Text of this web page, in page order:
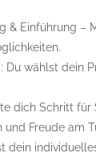
& Einführung –
Du wählst dein
dich Schritt für
und Freude am
dein